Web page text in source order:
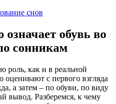
снов
обувь во
сонникам
роль, как и в реальной
оценивают с первого взгляда
а затем – по обуви, по виду
вывод. Разберемся, к чему